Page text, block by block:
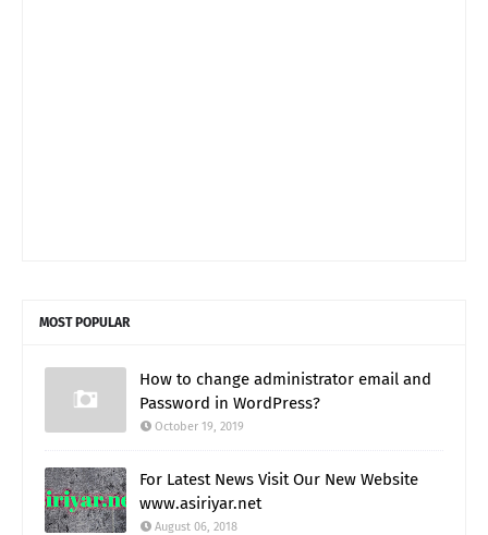
MOST POPULAR
How to change administrator email and
Password in WordPress?
October 19, 2019
For Latest News Visit Our New Website
www.asiriyar.net
August 06, 2018